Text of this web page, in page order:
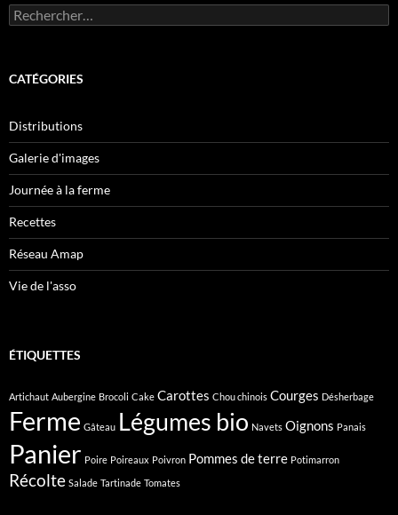
Rechercher :
CATÉGORIES
Distributions
Galerie d'images
Journée à la ferme
Recettes
Réseau Amap
Vie de l'asso
ÉTIQUETTES
Artichaut Aubergine Brocoli Cake Carottes Chou chinois Courges Désherbage
Ferme Gâteau Légumes bio Navets Oignons Panais
Panier Poire Poireaux Poivron Pommes de terre Potimarron
Récolte Salade Tartinade Tomates